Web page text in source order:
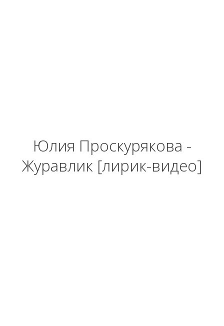
Юлия Проскурякова -
Журавлик [лирик-видео]